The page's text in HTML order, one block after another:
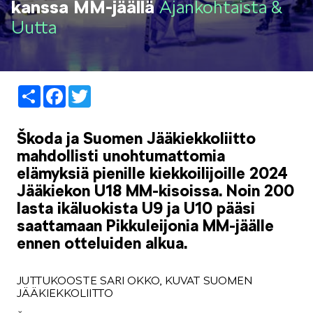
LIFESTYLE
SIMPLY CLEVER
kanssa MM-jäälläAjankohtaista &
Uutta
ShareFacebook
Škoda ja Suomen Jääkiekkoliitto
mahdollisti unohtumattomia
elämyksiä pienille kiekkoilijoille 2024
Jääkiekon U18 MM-kisoissa. Noin 200
lasta ikäluokista U9 ja U10 pääsi
saattamaan Pikkuleijonia MM-jäälle
ennen otteluiden alkua.
JUTTUKOOSTE SARI OKKO, KUVAT SUOMEN
JÄÄKIEKKOLIITTO